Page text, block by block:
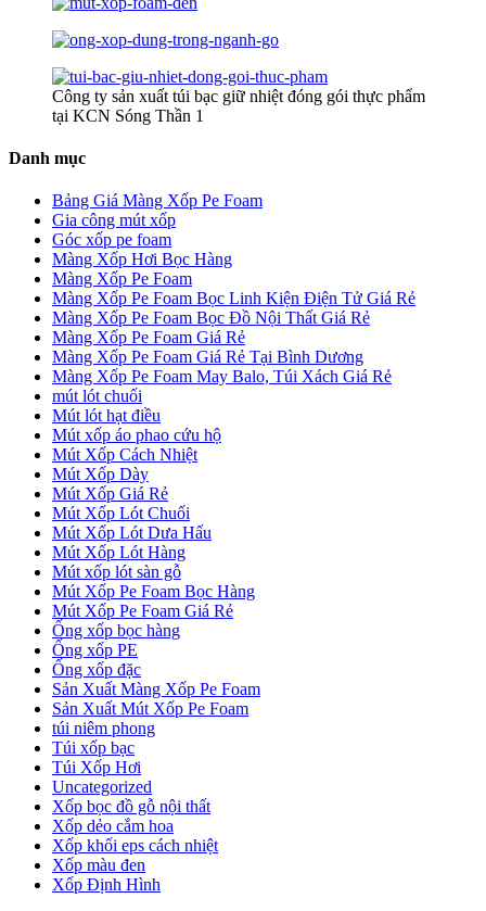
Công ty sản xuất túi bạc giữ nhiệt đóng gói thực phẩm
tại KCN Sóng Thần 1
Danh mục
Bảng Giá Màng Xốp Pe Foam
Gia công mút xốp
Góc xốp pe foam
Màng Xốp Hơi Bọc Hàng
Màng Xốp Pe Foam
Màng Xốp Pe Foam Bọc Linh Kiện Điện Tử Giá Rẻ
Màng Xốp Pe Foam Bọc Đồ Nội Thất Giá Rẻ
Màng Xốp Pe Foam Giá Rẻ
Màng Xốp Pe Foam Giá Rẻ Tại Bình Dương
Màng Xốp Pe Foam May Balo, Túi Xách Giá Rẻ
mút lót chuối
Mút lót hạt điều
Mút xốp áo phao cứu hộ
Mút Xốp Cách Nhiệt
Mút Xốp Dày
Mút Xốp Giá Rẻ
Mút Xốp Lót Chuối
Mút Xốp Lót Dưa Hấu
Mút Xốp Lót Hàng
Mút xốp lót sàn gỗ
Mút Xốp Pe Foam Bọc Hàng
Mút Xốp Pe Foam Giá Rẻ
Ống xốp bọc hàng
Ống xốp PE
Ống xốp đặc
Sản Xuất Màng Xốp Pe Foam
Sản Xuất Mút Xốp Pe Foam
túi niêm phong
Túi xốp bạc
Túi Xốp Hơi
Uncategorized
Xốp bọc đồ gỗ nội thất
Xốp dẻo cắm hoa
Xốp khối eps cách nhiệt
Xốp màu đen
Xốp Định Hình